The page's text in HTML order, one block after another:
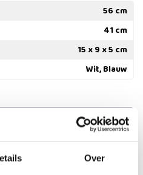
Over
56 cm
41 cm
15 x 9 x 5 cm
Wit, Blauw